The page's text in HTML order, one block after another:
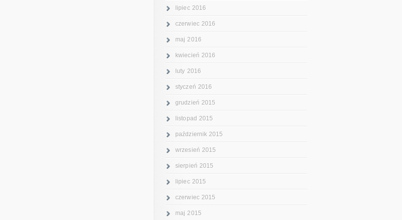
lipiec 2016
czerwiec 2016
maj 2016
kwiecień 2016
luty 2016
styczeń 2016
grudzień 2015
listopad 2015
październik 2015
wrzesień 2015
sierpień 2015
lipiec 2015
czerwiec 2015
maj 2015